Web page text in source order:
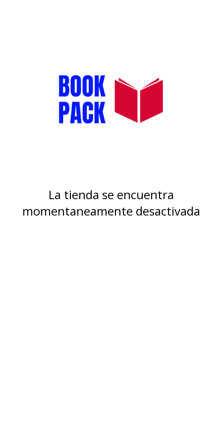
La tienda se encuentra
momentaneamente desactivada